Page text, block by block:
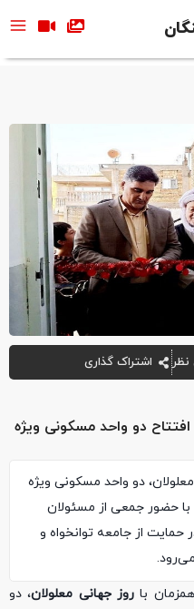
افتتاح دو واحد مسکونی ویژه
دو واحد مسکونی ویژه
با حضور جمعی از مسئولان
از جامعه توانخواه و
نظر اشتراک گذاری
با روز جهانی معلولان، دو